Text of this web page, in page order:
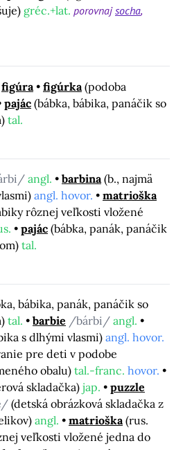
gréc.+lat. porovnajsocha
figúra figúrka (podoba
pajác (bábka, bábika, panáčik so
tal.
angl. barbina (b., najmä
angl. hovor.
matrioška
rôznej veľkosti vložené
pajác (bábka, panák, panáčik
tal.
bábika, panák, panáčik so
tal. barbie /bárbi/ angl.
s dlhými vlasmi) angl. hovor.
pre deti v podobe
obalu)tal.-franc. hovor.
skladačka) jap.
puzzle
(detská obrázková skladačka z
angl. matrioška (rus.
veľkosti vložené jedna do